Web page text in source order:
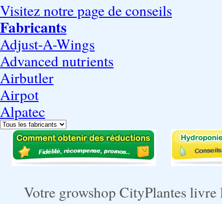
Visitez notre page de conseils
Fabricants
Adjust-A-Wings
Advanced nutrients
Airbutler
Airpot
Alpatec
Votre growshop CityPlantes